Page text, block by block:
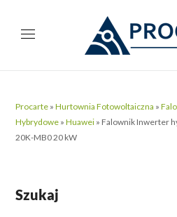
Procarte »Hurtownia Fotowoltaiczna »
Hybrydowe »Huawei » Falownik Inwerter
20K-MB0 20 kW
Szukaj